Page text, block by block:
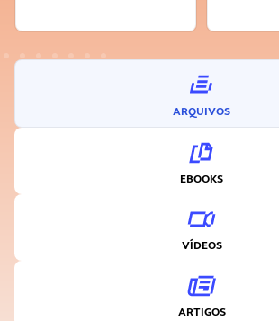
ARQUIVOS
EBOOKS
VÍDEOS
ARTIGOS